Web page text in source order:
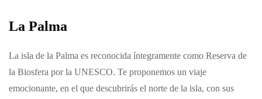
La Palma
La isla de la Palma es reconocida íntegramente como Reserva de
la Biosfera por la UNESCO. Te proponemos un viaje
emocionante, en el que descubrirás el norte de la isla, con sus